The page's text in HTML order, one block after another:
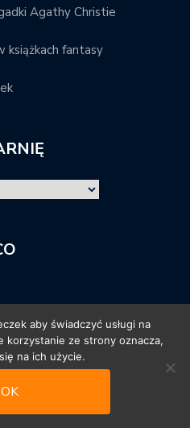
Agathy Christie
fantasy
aby świadczyć usługi na
korzystanie ze strony oznacza,
na ich użycie.
OK